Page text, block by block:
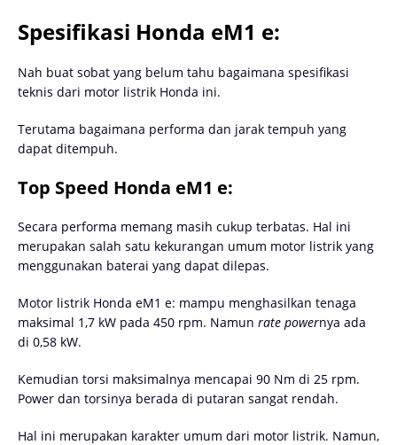
Spesifikasi Honda eM1 e:
Nah buat sobat yang belum tahu bagaimana spesifikasi
teknis dari motor listrik Honda ini.
Terutama bagaimana performa dan jarak tempuh yang
dapat ditempuh.
Top Speed Honda eM1 e:
Secara performa memang masih cukup terbatas. Hal ini
merupakan salah satu kekurangan umum motor listrik yang
menggunakan baterai yang dapat dilepas.
Motor listrik Honda eM1 e: mampu menghasilkan tenaga
maksimal 1,7 kW pada 450 rpm. Namun rate powernya ada
di 0,58 kW.
Kemudian torsi maksimalnya mencapai 90 Nm di 25 rpm.
Power dan torsinya berada di putaran sangat rendah.
Hal ini merupakan karakter umum dari motor listrik. Namun,